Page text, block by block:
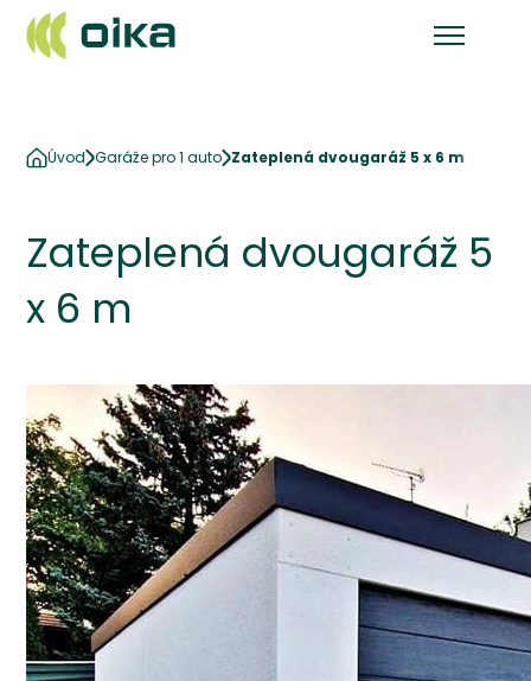
Úvod Garáže pro 1 auto Zateplená dvougaráž 5 x 6 m
Zateplená dvougaráž 5
x 6 m